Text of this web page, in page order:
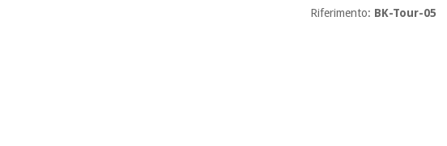
Riferimento: BK-Tour-05